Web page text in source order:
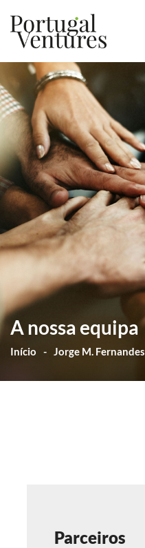
A nossa equipa
Início Jorge M. Fernandes
Parceiros